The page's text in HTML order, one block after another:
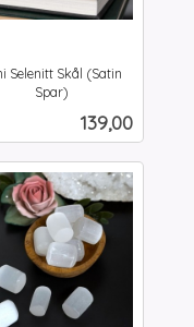
Selenitt Skål (Satin
Spar)
Pris
139,00